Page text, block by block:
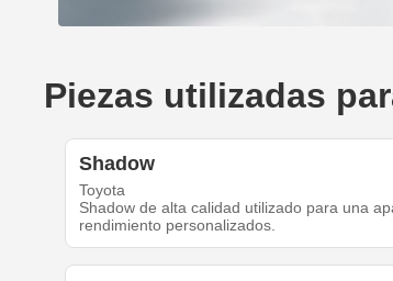
Piezas utilizadas
Shadow
Toyota
Shadow de alta calidad utilizado para una
rendimiento personalizados.